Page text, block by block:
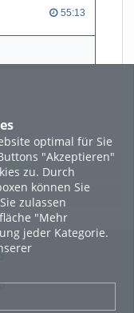
optimal für Sie
"Akzeptieren"
zu. Durch
können Sie
zulassen
"Mehr
jeder Kategorie.
55:13